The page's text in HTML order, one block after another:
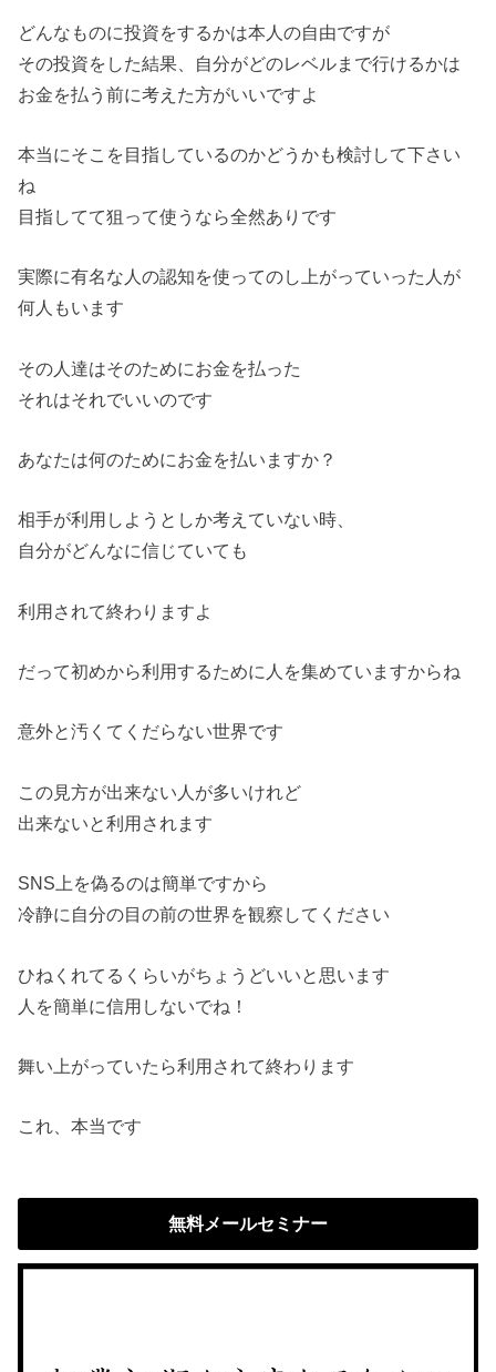
どんなものに投資をするかは本人の自由ですが
その投資をした結果、自分がどのレベルまで行けるかは
お金を払う前に考えた方がいいですよ
本当にそこを目指しているのかどうかも検討して下さい
ね
目指してて狙って使うなら全然ありです
実際に有名な人の認知を使ってのし上がっていった人が
何人もいます
その人達はそのためにお金を払った
それはそれでいいのです
あなたは何のためにお金を払いますか？
相手が利用しようとしか考えていない時、
自分がどんなに信じていても
利用されて終わりますよ
だって初めから利用するために人を集めていますからね
意外と汚くてくだらない世界です
この見方が出来ない人が多いけれど
出来ないと利用されます
SNS上を偽るのは簡単ですから
冷静に自分の目の前の世界を観察してください
ひねくれてるくらいがちょうどいいと思います
人を簡単に信用しないでね！
舞い上がっていたら利用されて終わります
これ、本当です
無料メールセミナー